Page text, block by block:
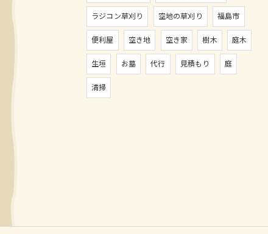
ラジコン草刈り
空地の草刈り
福島市
便利屋
空き地 空き家 樹木
庭木
生垣
お墓 代行 見積もり
庭
清掃